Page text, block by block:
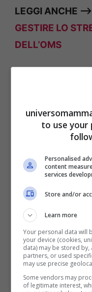
LEGGI ANCHE —>
GESTIRE LO
DELL’OMS
spesso è stato
non lo è. Si è
difficoltà per le
dividere piccoli
device tra più
lavoravano da
Diverso
parlato del figlio
autistico che
film “Tommy e
to use your
Personalised
content
services
Store and/or
Learn more
Your personal data will
your device (cookies,
data) may be stored by,
partners, or used
may use precise
Some vendors may
of legitimate interest,